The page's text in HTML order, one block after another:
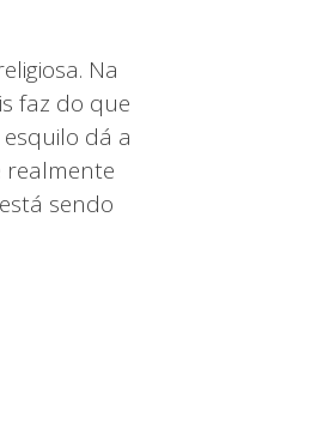
Na
faz do que
dá a
realmente
sendo